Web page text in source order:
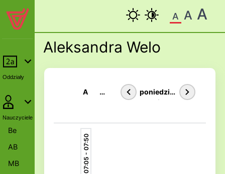
Oddziały
Nauczyciele
Be
AB
MB
A A A
Aleksandra Welo
A
07:05 - 07:50
Ś
poniedział
ek